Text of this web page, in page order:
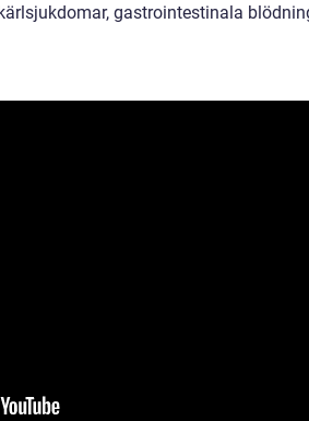
gastrointestinala